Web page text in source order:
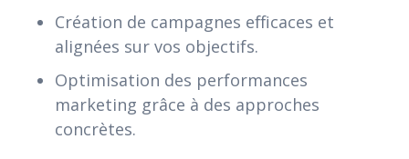
Création de campagnes efficaces et
alignées sur vos objectifs.
Optimisation des performances
marketing grâce à des approches
concrètes.